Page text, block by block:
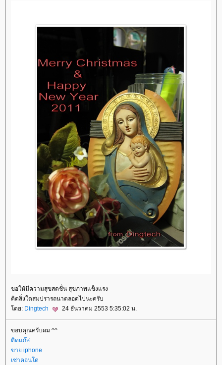
ขอให้มีความสุขสดชื่น สุขภาพแข็งแรง
คิดสิ่งใดสมปรารถนาตลอดไปนะครับ
ดย: Dingtech 24 ธันวาคม 2553 5:35:02 น.
ขอบคุณครับผม ^^
ติดแก๊ส
ขาย iphone
เช่าคอนโด